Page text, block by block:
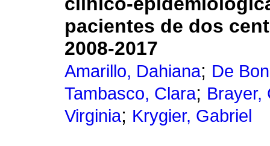
pacientes de dos
2008-2017
Amarillo, Dahiana; De
Tambasco, Clara; Brayer,
Virginia; Krygier, Gabriel